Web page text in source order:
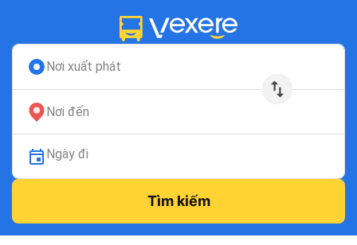
Nơi xuất phát
Nơi đến
Ngày đi
Tìm kiếm